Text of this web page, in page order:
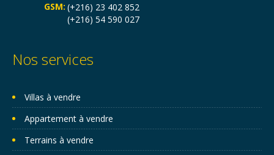
GSM: (+216) 23 402 852
(+216) 54 590 027
Nos services
Villas à vendre
Appartement à vendre
Terrains à vendre